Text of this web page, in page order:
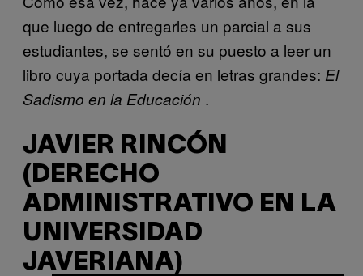
que luego de entregarles un parcial a sus
estudiantes, se sentó en su puesto a leer un
libro cuya portada decía en letras grandes: El
Sadismo en la Educación .
JAVIER RINCÓN
(DERECHO
ADMINISTRATIVO EN LA
UNIVERSIDAD
JAVERIANA)